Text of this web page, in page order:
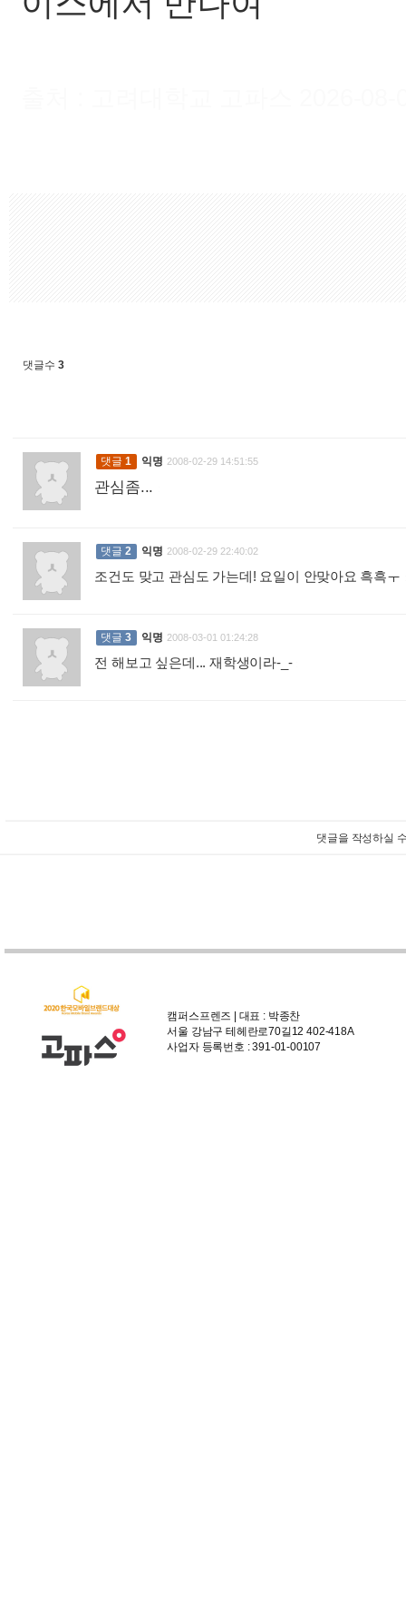
댓글수 3
댓글 1 익명 2008-02-29 14:51:55
관심좀...
댓글 2 익명 2008-02-29 22:40:02
조건도 맞고 관심도 가는데! 요일이 안맞아요 흑흑ㅜ
댓글 3 익명 2008-03-01 01:24:28
전 해보고 싶은데... 재학생이라-_-
댓글을 작성하실
캠퍼스프렌즈 | 대표 : 박종찬
서울 강남구 테헤란로70길12 402-418A
사업자 등록번호 : 391-01-00107